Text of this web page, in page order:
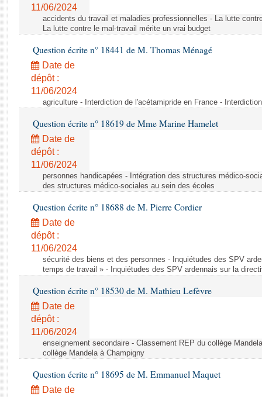
11/06/2024
accidents du travail et maladies professionnelles - La lutte
La lutte contre le mal-travail mérite un vrai budget
Question écrite n° 18441 de M. Thomas Ménagé
Date de
dépôt :
11/06/2024
agriculture - Interdiction de l'acétamipride en France -
Question écrite n° 18619 de Mme Marine Hamelet
Date de
dépôt :
11/06/2024
personnes handicapées - Intégration des structures médico-
des structures médico-sociales au sein des écoles
Question écrite n° 18688 de M. Pierre Cordier
Date de
dépôt :
11/06/2024
sécurité des biens et des personnes - Inquiétudes des SPV
temps de travail » - Inquiétudes des SPV ardennais sur la
Question écrite n° 18530 de M. Mathieu Lefèvre
Date de
dépôt :
11/06/2024
enseignement secondaire - Classement REP du collège
collège Mandela à Champigny
Question écrite n° 18695 de M. Emmanuel Maquet
Date de